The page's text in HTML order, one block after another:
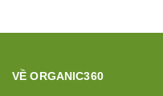
VỀ ORGANIC360